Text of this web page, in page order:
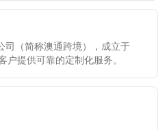
司（简称澳通跨境），成立于
户提供可靠的定制化服务。